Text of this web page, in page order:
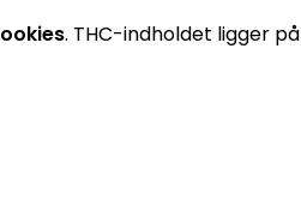
. THC-indholdet ligger på